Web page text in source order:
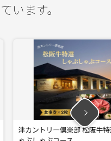
います。
部 松阪牛特選し
津カン